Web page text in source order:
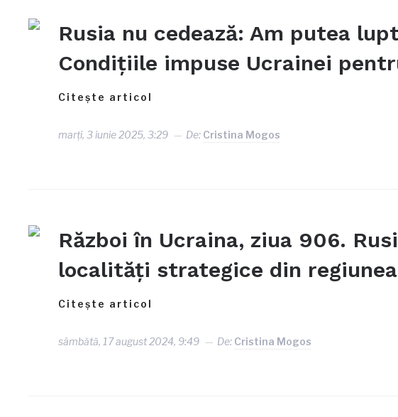
Rusia nu cedează: Am putea
Condițiile impuse Ucrainei
Citește articol
marți, 3 iunie 2025, 3:29 De: Cristina Mogos
Război în Ucraina, ziua 906.
localități strategice din
Citește articol
sâmbătă, 17 august 2024, 9:49 De: Cristina Mogos